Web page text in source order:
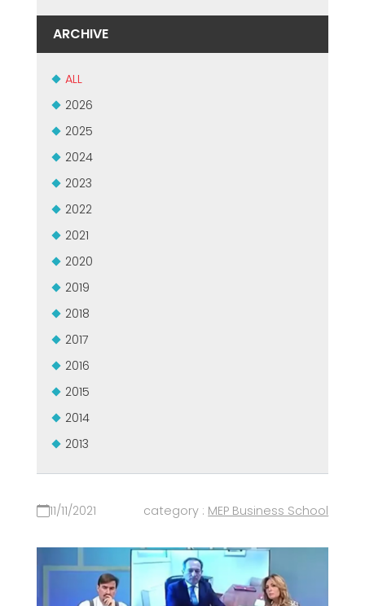
ARCHIVE
ALL
2026
2025
2024
2023
2022
2021
2020
2019
2018
2017
2016
2015
2014
2013
11/11/2021 category : MEP Business School